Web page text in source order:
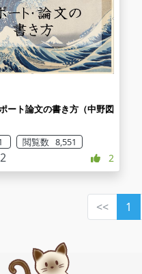
ート論文の書き方（中野図
閲覧数 8,551
2
<< 1